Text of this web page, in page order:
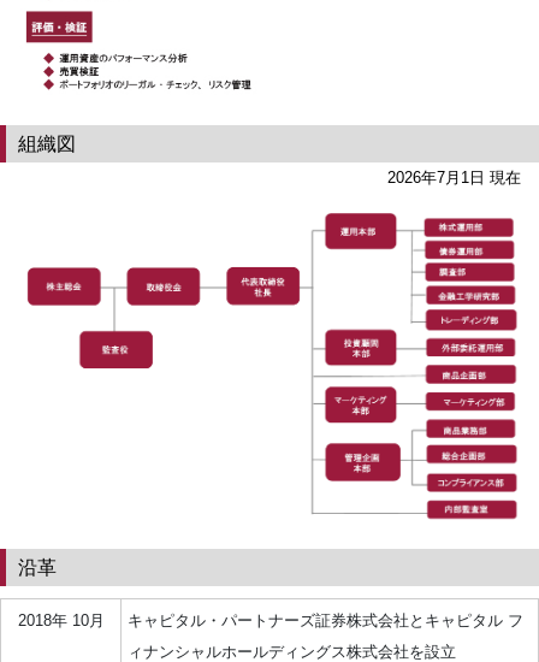
組織図
2026年7月1日 現在
沿革
2018年 10月
キャピタル・パートナーズ証券株式会社とキャピタル フ
ィナンシャルホールディングス株式会社を設立